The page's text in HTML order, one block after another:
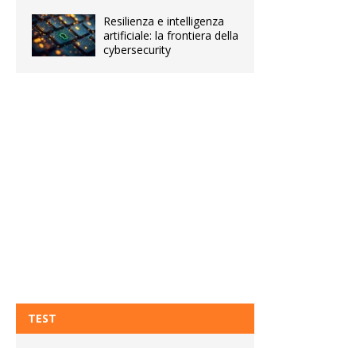
Resilienza e intelligenza
artificiale: la frontiera della
cybersecurity
TEST